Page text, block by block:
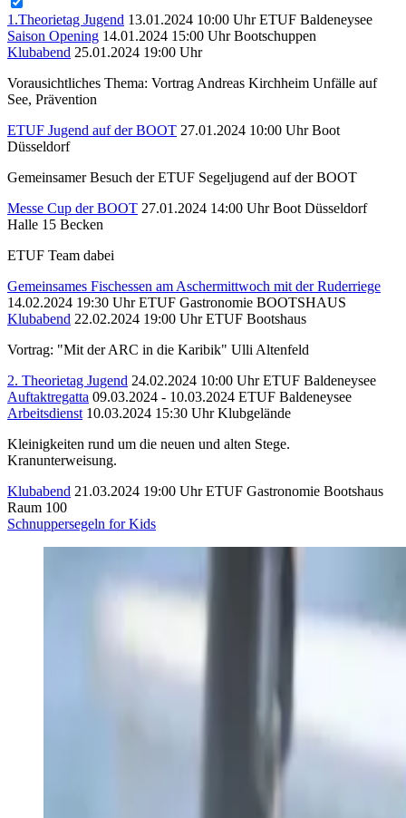
1.Theorietag Jugend 13.01.2024 10:00 Uhr ETUF Baldeneysee
Saison Opening 14.01.2024 15:00 Uhr Bootschuppen
Klubabend 25.01.2024 19:00 Uhr
Vorausichtliches Thema: Vortrag Andreas Kirchheim Unfälle auf
See, Prävention
ETUF Jugend auf der BOOT 27.01.2024 10:00 Uhr Boot
Düsseldorf
Gemeinsamer Besuch der ETUF Segeljugend auf der BOOT
Messe Cup der BOOT 27.01.2024 14:00 Uhr Boot Düsseldorf
Halle 15 Becken
ETUF Team dabei
Gemeinsames Fischessen am Aschermittwoch mit der Ruderriege
14.02.2024 19:30 Uhr ETUF Gastronomie BOOTSHAUS
Klubabend 22.02.2024 19:00 Uhr ETUF Bootshaus
Vortrag: "Mit der ARC in die Karibik" Ulli Altenfeld
2. Theorietag Jugend 24.02.2024 10:00 Uhr ETUF Baldeneysee
Auftaktregatta 09.03.2024 - 10.03.2024 ETUF Baldeneysee
Arbeitsdienst 10.03.2024 15:30 Uhr Klubgelände
Kleinigkeiten rund um die neuen und alten Stege.
Kranunterweisung.
Klubabend 21.03.2024 19:00 Uhr ETUF Gastronomie Bootshaus
Raum 100
Schnuppersegeln for Kids